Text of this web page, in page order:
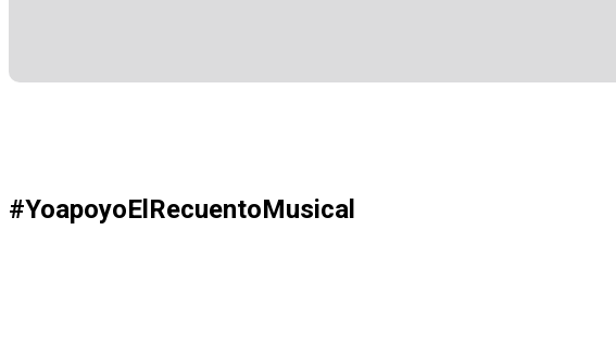
#YoapoyoElRecuentoMusical